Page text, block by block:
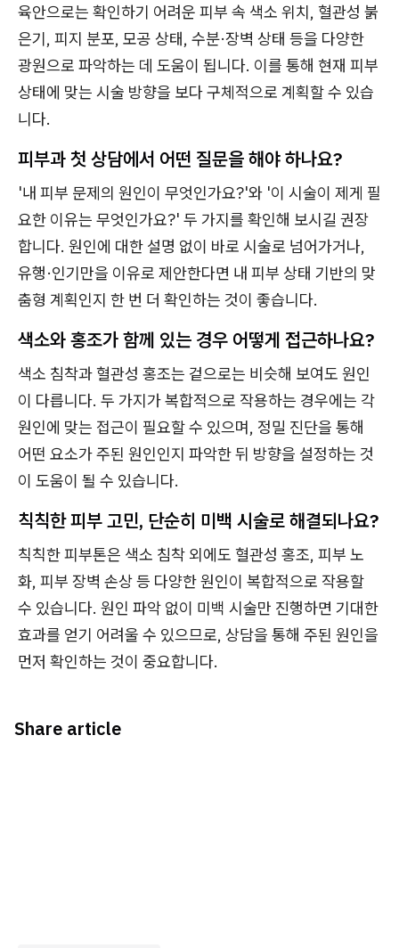
육안으로는 확인하기 어려운 피부 속 색소 위치, 혈관성 붉
은기, 피지 분포, 모공 상태, 수분·장벽 상태 등을 다양한
광원으로 파악하는 데 도움이 됩니다. 이를 통해 현재 피부
상태에 맞는 시술 방향을 보다 구체적으로 계획할 수 있습
니다.
피부과 첫 상담에서 어떤 질문을 해야 하나요?
'내 피부 문제의 원인이 무엇인가요?'와 '이 시술이 제게 필
요한 이유는 무엇인가요?' 두 가지를 확인해 보시길 권장
합니다. 원인에 대한 설명 없이 바로 시술로 넘어가거나,
유행·인기만을 이유로 제안한다면 내 피부 상태 기반의 맞
춤형 계획인지 한 번 더 확인하는 것이 좋습니다.
색소와 홍조가 함께 있는 경우 어떻게 접근하나요?
색소 침착과 혈관성 홍조는 겉으로는 비슷해 보여도 원인
이 다릅니다. 두 가지가 복합적으로 작용하는 경우에는 각
원인에 맞는 접근이 필요할 수 있으며, 정밀 진단을 통해
어떤 요소가 주된 원인인지 파악한 뒤 방향을 설정하는 것
이 도움이 될 수 있습니다.
칙칙한 피부 고민, 단순히 미백 시술로 해결되나요?
칙칙한 피부톤은 색소 침착 외에도 혈관성 홍조, 피부 노
화, 피부 장벽 손상 등 다양한 원인이 복합적으로 작용할
수 있습니다. 원인 파악 없이 미백 시술만 진행하면 기대한
효과를 얻기 어려울 수 있으므로, 상담을 통해 주된 원인을
먼저 확인하는 것이 중요합니다.
Share article